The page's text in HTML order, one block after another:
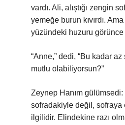
vardı. Ali, alıştığı zengin
yemeğe burun kıvırdı.
yüzündeki huzuru görünce
“Anne,” dedi, “Bu kadar
mutlu olabiliyorsun?”
Zeynep Hanım
sofradakiyle değil, sofraya
ilgilidir. Elindekine razı